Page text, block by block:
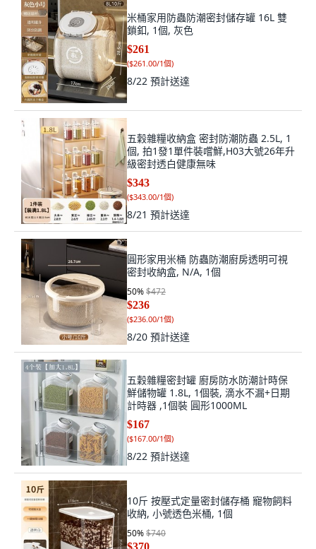
米桶家用防蟲防潮密封儲存罐 16L 雙
鎖釦, 1個, 灰色
$261
($261.00/1個)
8/22 預計送達
五穀雜糧收納盒 密封防潮防蟲 2.5L, 1
個, 拍1發1單件裝嚐鮮,H03大號26年升
級密封透白健康無味
$343
($343.00/1個)
8/21 預計送達
圓形家用米桶 防蟲防潮廚房透明可視
密封收納盒, N/A, 1個
50%$472
$236
($236.00/1個)
8/20 預計送達
五穀雜糧密封罐 廚房防水防潮計時保
鮮儲物罐 1.8L, 1個裝, 滴水不漏+日期
計時器 ,1個裝 圓形1000ML
$167
($167.00/1個)
8/22 預計送達
10斤 按壓式定量密封儲存桶 寵物飼料
收納, 小號透色米桶, 1個
50%$740
$370